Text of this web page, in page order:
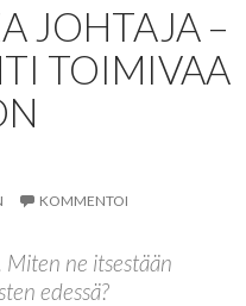
JOHTAJA –
TOIMIVAA
KOMMENTOI
Miten ne itsestään
edessä?